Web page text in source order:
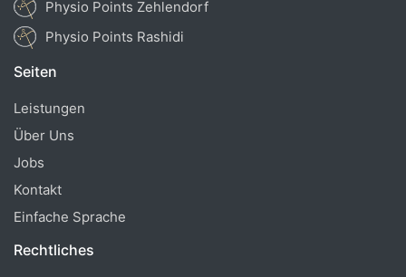
Physio Points Zehlendorf
Physio Points Rashidi
Seiten
Leistungen
Über Uns
Jobs
Kontakt
Einfache Sprache
Rechtliches